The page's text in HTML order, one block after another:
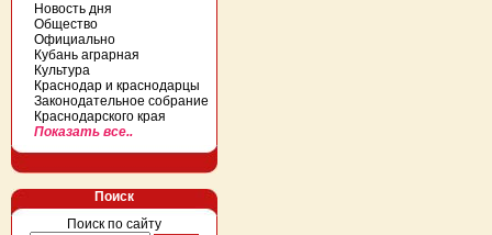
Новость дня
Общество
Официально
Кубань аграрная
Культура
Краснодар и краснодарцы
Законодательное собрание
Краснодарского края
Показать все..
Поиск
Поиск по сайту